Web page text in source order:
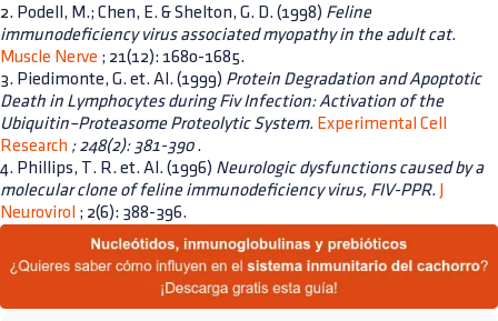
2. Podell, M.; Chen, E. & Shelton, G. D. (1998) Feline
immunodeficiency virus associated myopathy in the adult cat.
Muscle Nerve ; 21(12): 1680-1685.
3. Piedimonte, G. et. Al. (1999) Protein Degradation and Apoptotic
Death in Lymphocytes during Fiv Infection: Activation of the
Ubiquitin–Proteasome Proteolytic System. Experimental Cell
Research ; 248(2): 381-390.
4. Phillips, T. R. et. Al. (1996) Neurologic dysfunctions caused by a
molecular clone of feline immunodeficiency virus, FIV-PPR.
Neurovirol ; 2(6): 388-396.